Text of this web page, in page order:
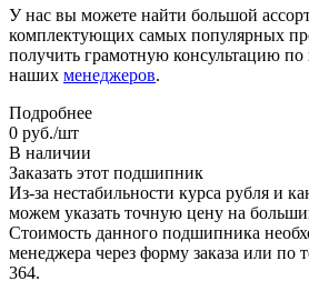
У нас вы можете найти большой
комплектующих самых популярных
получить грамотную консультацию по
наших менеджеров.
Подробнее
0 руб./шт
В наличии
Заказать этот подшипник
Из-за нестабильности курса рубля и
можем указать точную цену на
Стоимость данного подшипника
менеджера через форму заказа или по
364.